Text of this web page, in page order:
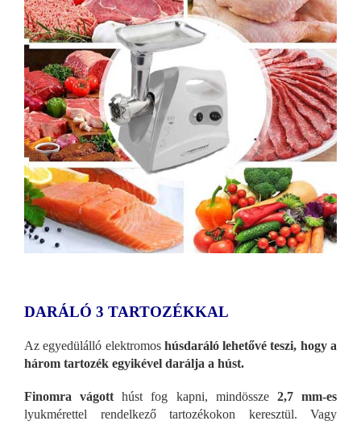
DARÁLÓ 3 TARTOZÉKKAL
Az egyedülálló elektromos húsdaráló lehetővé teszi, hogy a
három tartozék egyikével darálja a húst.
Finomra vágott húst fog kapni, mindössze 2,7 mm-es
lyukmérettel rendelkező tartozékokon keresztül. Vagy